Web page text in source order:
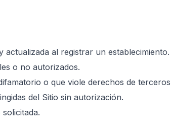
al registrar un establecimiento.
o no autorizados.
o que viole derechos de
del Sitio sin autorización.